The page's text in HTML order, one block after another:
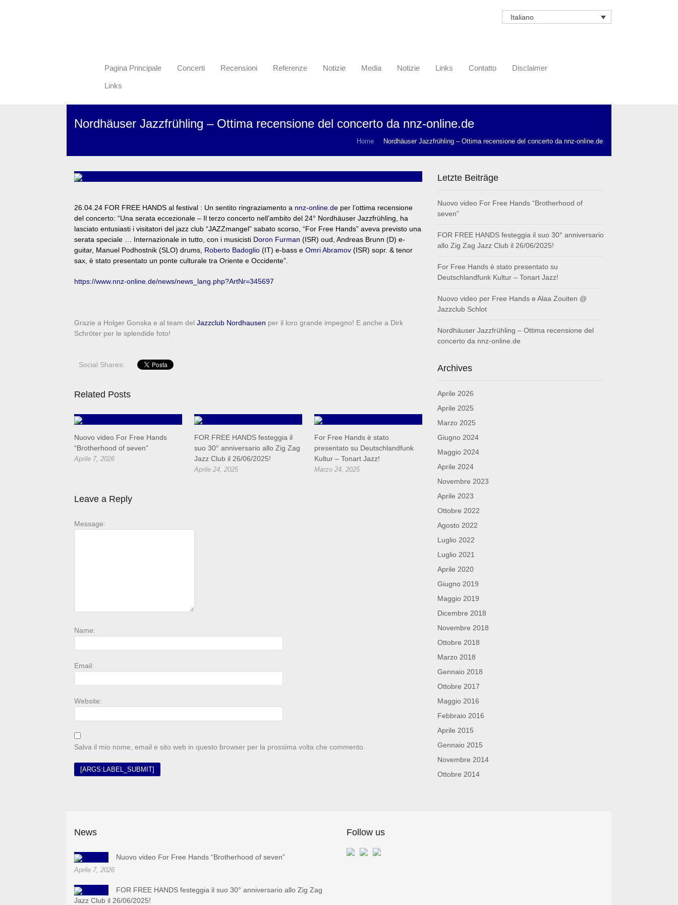
Italiano
Pagina Principale Concerti Recensioni Referenze Notizie Media Notizie Links Contatto Disclaimer
Links
Nordhäuser Jazzfrühling – Ottima recensione del concerto da nnz-online.de
Home Nordhäuser Jazzfrühling – Ottima recensione del concerto da nnz-online.de
26.04.24 FOR FREE HANDS al festival : Un sentito ringraziamento a nnz-online.de per l’ottima recensione
del concerto: “Una serata eccezionale – Il terzo concerto nell’ambito del 24° Nordhäuser Jazzfrühling, ha
lasciato entusiasti i visitatori del jazz club “JAZZmangel” sabato scorso, “For Free Hands” aveva previsto una
serata speciale … Internazionale in tutto, con i musicisti Doron Furman (ISR) oud, Andreas Brunn (D) e-
guitar, Manuel Podhostnik (SLO) drums, Roberto Badoglio (IT) e-bass e Omri Abramov (ISR) sopr. & tenor
sax, è stato presentato un ponte culturale tra Oriente e Occidente”.
https://www.nnz-online.de/news/news_lang.php?ArtNr=345697
Grazie a Holger Gonska e al team del Jazzclub Nordhausen per il loro grande impegno! E anche a Dirk
Schröter per le splendide foto!
Social Shares:
Related Posts
Nuovo video For Free Hands
“Brotherhood of seven”
Aprile 7, 2026
FOR FREE HANDS festeggia il
suo 30° anniversario allo Zig Zag
Jazz Club il 26/06/2025!
Aprile 24, 2025
For Free Hands è stato
presentato su Deutschlandfunk
Kultur – Tonart Jazz!
Marzo 24, 2025
Leave a Reply
Message:
Name:
Email:
Website:
Salva il mio nome, email e sito web in questo browser per la prossima volta che commento.
Letzte Beiträge
Nuovo video For Free Hands “Brotherhood of
seven”
FOR FREE HANDS festeggia il suo 30° anniversario
allo Zig Zag Jazz Club il 26/06/2025!
For Free Hands è stato presentato su
Deutschlandfunk Kultur – Tonart Jazz!
Nuovo video per Free Hands e Alaa Zouiten @
Jazzclub Schlot
Nordhäuser Jazzfrühling – Ottima recensione del
concerto da nnz-online.de
Archives
Aprile 2026
Aprile 2025
Marzo 2025
Giugno 2024
Maggio 2024
Aprile 2024
Novembre 2023
Aprile 2023
Ottobre 2022
Agosto 2022
Luglio 2022
Luglio 2021
Aprile 2020
Giugno 2019
Maggio 2019
Dicembre 2018
Novembre 2018
Ottobre 2018
Marzo 2018
Gennaio 2018
Ottobre 2017
Maggio 2016
Febbraio 2016
Aprile 2015
Gennaio 2015
Novembre 2014
Ottobre 2014
News
Nuovo video For Free Hands “Brotherhood of seven”
Aprile 7, 2026
FOR FREE HANDS festeggia il suo 30° anniversario allo Zig Zag
Jazz Club il 26/06/2025!
Follow us